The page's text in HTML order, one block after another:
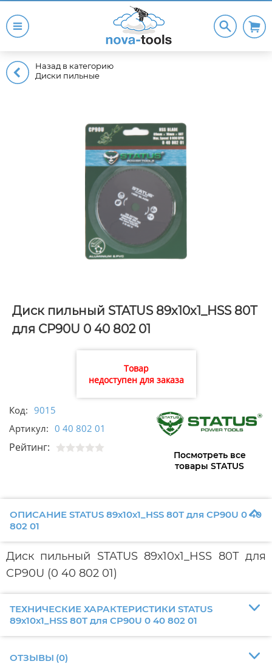
Назад в категорию
Диски пильные
Диск пильный STATUS 89х10х1_HSS 80Т
для CP90U 0 40 802 01
Товар
недоступен для заказа
Код: 9015
Артикул: 0 40 802 01
Рейтинг:
Посмотреть все
товары STATUS
ОПИСАНИЕ STATUS 89х10х1_HSS 80Т для CP90U 0 40
802 01
Диск пильный STATUS 89х10х1_HSS 80Т для
CP90U (0 40 802 01)
ТЕХНИЧЕСКИЕ ХАРАКТЕРИСТИКИ STATUS
89х10х1_HSS 80Т для CP90U 0 40 802 01
ОТЗЫВЫ (0)